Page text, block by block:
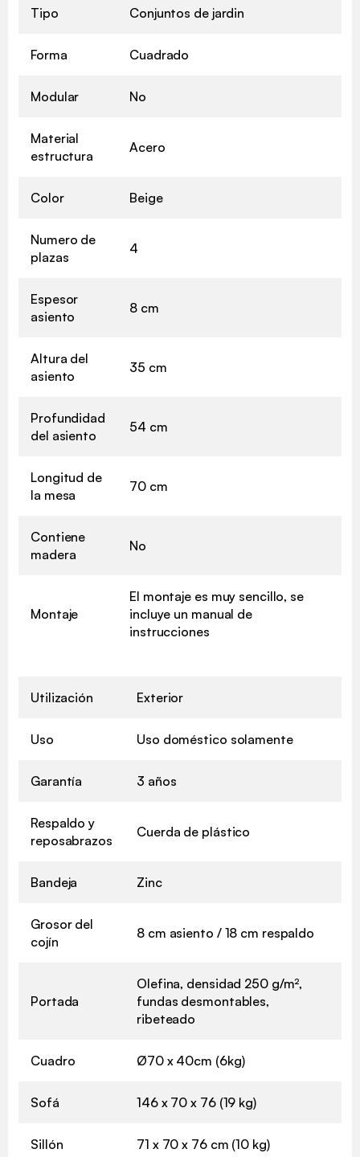
Tipo Conjuntos de jardin
Forma Cuadrado
Modular No
Material
estructura
Acero
Color Beige
Numero de
plazas
4
Espesor
asiento
8 cm
Altura del
asiento
35 cm
Profundidad
del asiento
54 cm
Longitud de
la mesa
70 cm
Contiene
madera
No
Montaje
El montaje es muy sencillo, se
incluye un manual de
instrucciones
Utilización Exterior
Uso Uso doméstico solamente
Garantía 3 años
Respaldo y
reposabrazos
Cuerda de plástico
Bandeja Zinc
Grosor del
cojín
8 cm asiento / 18 cm respaldo
Portada
Olefina, densidad 250 g/m²,
fundas desmontables,
ribeteado
Cuadro Ø70 x 40cm (6kg)
Sofá 146 x 70 x 76 (19 kg)
Sillón 71 x 70 x 76 cm (10 kg)